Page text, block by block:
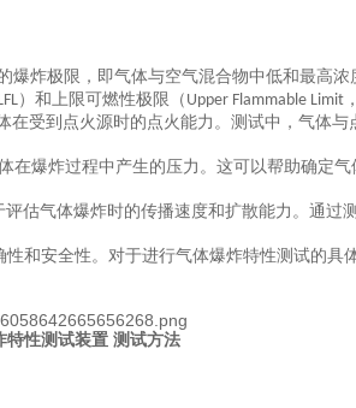
爆炸极限，即气体与空气混合物中低和最高
）和上限可燃性极限（ Upper Flammable Limit ，
在受到点火源时的点火能力。测试中，气体与
在爆炸过程中产生的压力。这可以帮助确定
评估气体爆炸时的传播速度和扩散能力。通过
和安全性。对于进行气体爆炸特性测试的具
特性测试装置 测试方法